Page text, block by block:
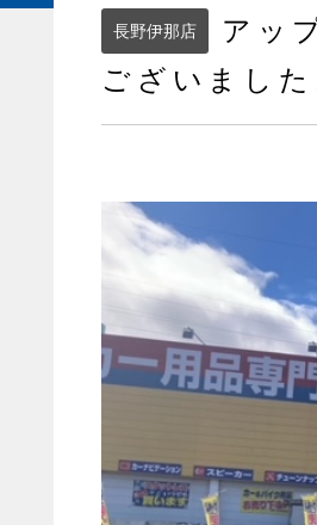
長野伊那店
アッ
ございまし